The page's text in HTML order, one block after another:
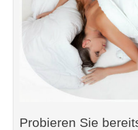
Probieren Sie